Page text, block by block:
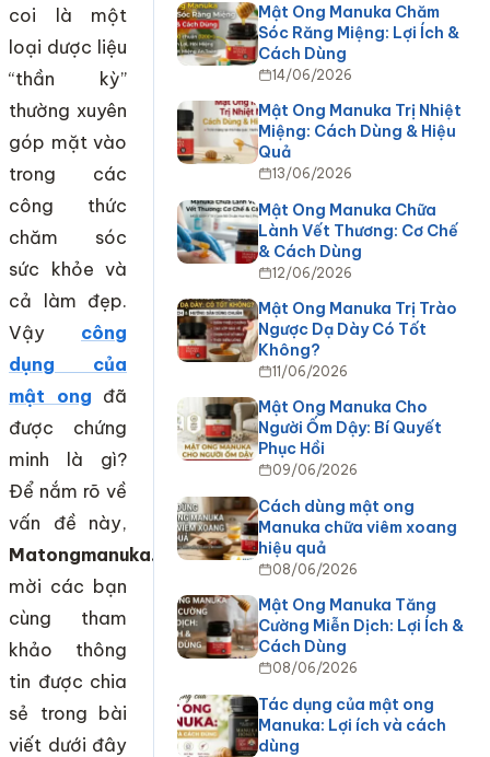
coi là một
loại dược liệu
“thần kỳ”
thường xuyên
góp mặt vào
trong các
công thức
chăm sóc
sức khỏe và
cả làm đẹp.
Vậy công
dụng của
mật ong đã
được chứng
minh là gì?
Để nắm rõ về
vấn đề này,
Matongmanuka.vn
mời các bạn
cùng tham
khảo thông
tin được chia
sẻ trong bài
viết dưới đây
Mật Ong Manuka Chăm
Sóc Răng Miệng: Lợi Ích &
Cách Dùng
14/06/2026
Mật Ong Manuka Trị Nhiệt
Miệng: Cách Dùng & Hiệu
Quả
13/06/2026
Mật Ong Manuka Chữa
Lành Vết Thương: Cơ Chế
& Cách Dùng
12/06/2026
Mật Ong Manuka Trị Trào
Ngược Dạ Dày Có Tốt
Không?
11/06/2026
Mật Ong Manuka Cho
Người Ốm Dậy: Bí Quyết
Phục Hồi
09/06/2026
Cách dùng mật ong
Manuka chữa viêm xoang
hiệu quả
08/06/2026
Mật Ong Manuka Tăng
Cường Miễn Dịch: Lợi Ích &
Cách Dùng
08/06/2026
Tác dụng của mật ong
Manuka: Lợi ích và cách
dùng